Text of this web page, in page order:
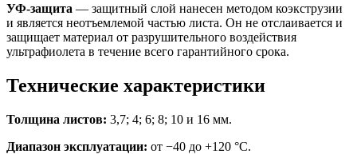
УФ-защита — защитный слой нанесен методом коэкструзии
и является неотъемлемой частью листа. Он не отслаивается и
защищает материал от разрушительного воздействия
ультрафиолета в течение всего гарантийного срока.
Технические характеристики
Толщина листов: 3,7; 4; 6; 8; 10 и 16 мм.
Диапазон эксплуатации: от −40 до +120 °С.